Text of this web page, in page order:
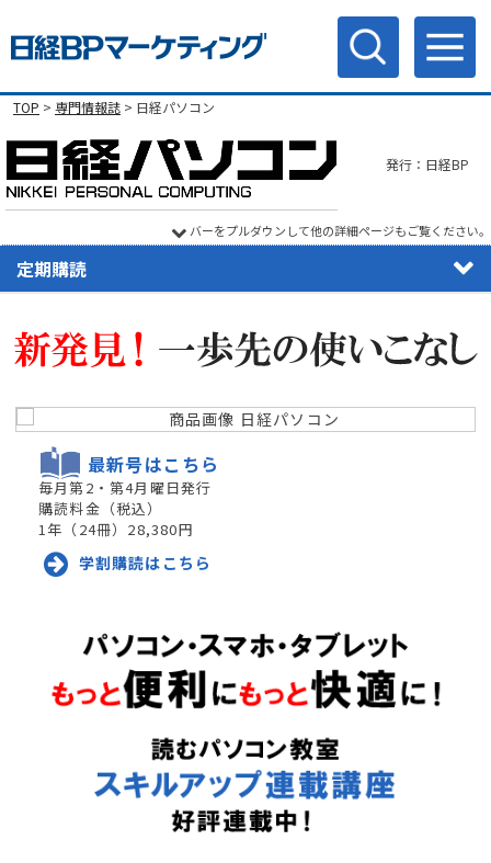
TOP > 専門情報誌 > 日経パソコン
発行：日経BP
バーをプルダウンして他の詳細ページもご覧ください。
定期購読
最新号はこちら
毎月第2・第4月曜日発行
購読料金（税込）
1年（24冊）28,380円
学割購読はこちら